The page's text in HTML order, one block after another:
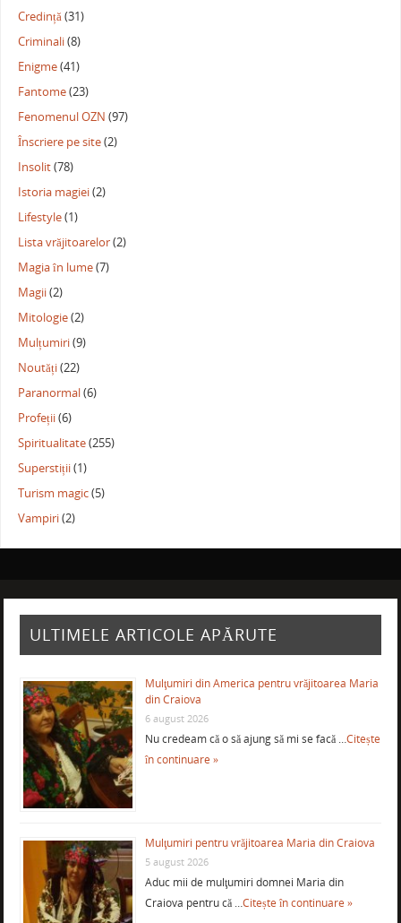
Credință(31)
Criminali(8)
Enigme(41)
Fantome(23)
Fenomenul OZN (97)
Înscriere pe site(2)
Insolit(78)
Istoria magiei(2)
Lifestyle(1)
Lista vrăjitoarelor(2)
Magia în lume(7)
Magii(2)
Mitologie(2)
Mulțumiri(9)
Noutăți(22)
Paranormal(6)
Profeții(6)
Spiritualitate(255)
Superstiții(1)
Turism magic(5)
Vampiri(2)
ULTIMELE ARTICOLE APĂRUTE
Mulţumiri din America pentru vrăjitoarea Maria
din Craiova
6 august 2026
Nu credeam că o să ajung să mi se facă …Citește
în continuare »
Mulţumiri pentru vrăjitoarea Maria din Craiova
5 august 2026
Aduc mii de mulţumiri domnei Maria din
Craiova pentru că …Citește în continuare »